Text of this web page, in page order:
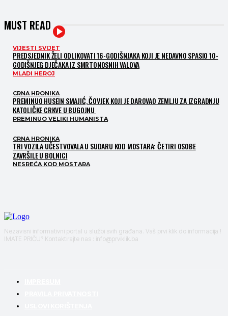
MUST READ
VIJESTI SVIJET
PREDSJEDNIK ŽELI ODLIKOVATI 16-GODIŠNJAKA KOJI JE NEDAVNO SPASIO 10-
GODIŠNJEG DJEČAKA IZ SMRTONOSNIH VALOVA
MLADI HEROJ
CRNA HRONIKA
PREMINUO HUSEIN SMAJIĆ, ČOVJEK KOJI JE DAROVAO ZEMLJU ZA IZGRADNJU
KATOLIČKE CRKVE U BUGOJNU
PREMINUO VELIKI HUMANISTA
CRNA HRONIKA
TRI VOZILA UČESTVOVALA U SUDARU KOD MOSTARA: ČETIRI OSOBE
ZAVRŠILE U BOLNICI
NESREĆA KOD MOSTARA
Nezavisni informativni portal u službi svih građana. Vaš prvi klik do informacija !
IMATE PRIČU? Kontaktirajte nas : info@prviklik.ba